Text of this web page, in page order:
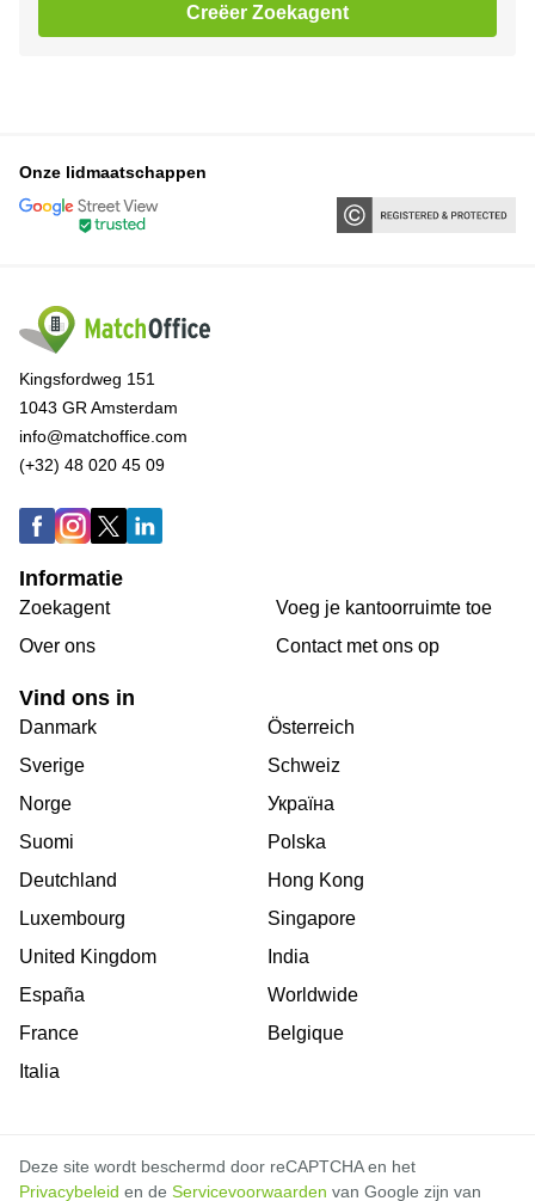
Creëer Zoekagent
Onze lidmaatschappen
Kingsfordweg 151
1043 GR Amsterdam
info@matchoffice.com
(+32) 48 020 45 09
Informatie
Zoekagent
Over ons
Voeg je kantoorruimte toe
Сontact met ons op
Vind ons in
Danmark
Sverige
Norge
Suomi
Deutchland
Luxembourg
United Kingdom
España
France
Italia
Österreich
Schweiz
Україна
Polska
Hong Kong
Singapore
India
Worldwide
Belgique
Deze site wordt beschermd door reCAPTCHA en het
Privacybeleid en de Servicevoorwaarden van Google zijn van